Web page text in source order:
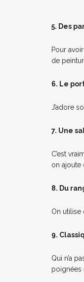
5. Des
Pour avoir
de
6. Le
J’adore
7. Une
C’est
on ajoute
8. Du
On utilise
9.
Qui n’a
poignées